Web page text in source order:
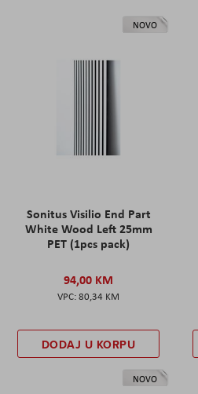
NOVO
Sonitus Visilio End Part
White Wood Left 25mm
PET (1pcs pack)
94,00 KM
80,34 KM
DODAJ U KORPU
NOVO